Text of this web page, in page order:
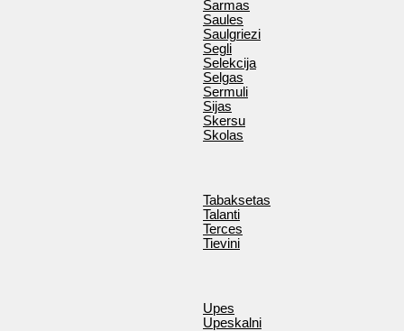
Sarmas
Saules
Saulgriezi
Segli
Selekcija
Selgas
Sermuli
Sijas
Skersu
Skolas
Tabaksetas
Talanti
Terces
Tievini
Upes
Upeskalni